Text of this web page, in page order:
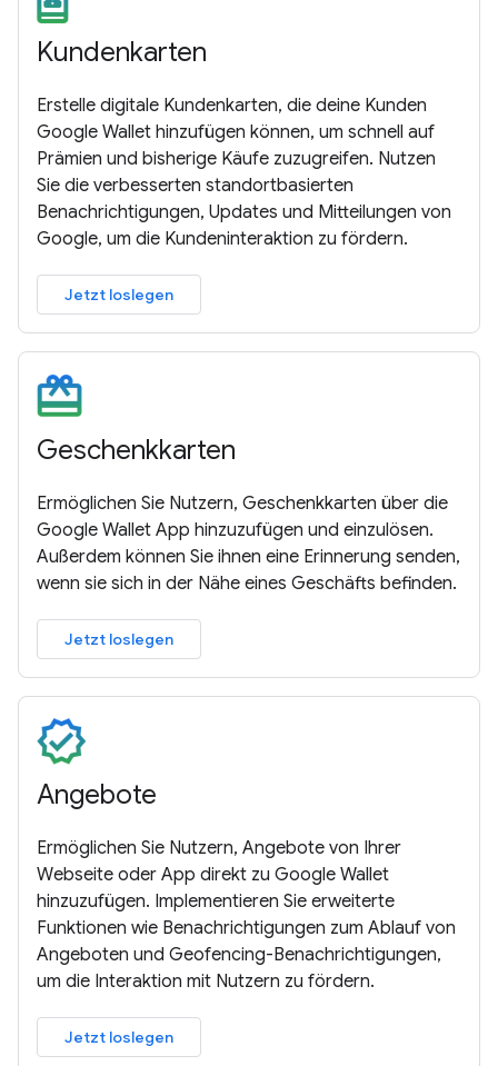
Kundenkarten
Erstelle digitale Kundenkarten, die deine Kunden
Google Wallet hinzufügen können, um schnell auf
Prämien und bisherige Käufe zuzugreifen. Nutzen
Sie die verbesserten standortbasierten
Benachrichtigungen, Updates und Mitteilungen von
Google, um die Kundeninteraktion zu fördern.
Jetzt loslegen
Geschenkkarten
Ermöglichen Sie Nutzern, Geschenkkarten über die
Google Wallet App hinzuzufügen und einzulösen.
Außerdem können Sie ihnen eine Erinnerung senden,
wenn sie sich in der Nähe eines Geschäfts befinden.
Jetzt loslegen
Angebote
Ermöglichen Sie Nutzern, Angebote von Ihrer
Webseite oder App direkt zu Google Wallet
hinzuzufügen. Implementieren Sie erweiterte
Funktionen wie Benachrichtigungen zum Ablauf von
Angeboten und Geofencing-Benachrichtigungen,
um die Interaktion mit Nutzern zu fördern.
Jetzt loslegen